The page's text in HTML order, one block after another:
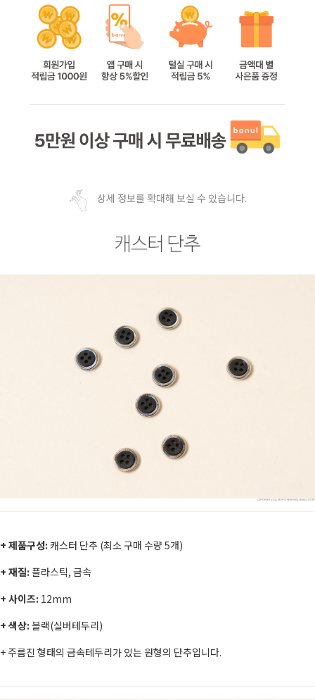
상세 정보를 확대해 보실 수 있습니다.
+ 제품구성: 캐스터 단추 (최소 구매 수량 5개)
+ 재질: 플라스틱, 금속
+ 사이즈: 12mm
+ 색상: 블랙(실버테두리)
+주름진 형태의 금속테두리가 있는 원형의 단추입니다.